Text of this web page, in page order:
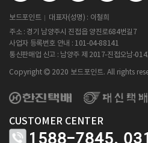
보드포인트
대표자(성명) : 이철희
주소 : 경기 남양주시 진접읍 양진로684번길7
사업자 등록번호 안내 : 101-04-88141
통신판매업 신고 : 남양주 제 2017-진접오남-
Copyright 2020 보드포인트. All rights
CUSTOMER CENTER
1588-7845,